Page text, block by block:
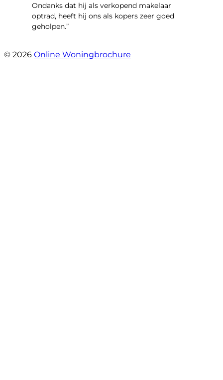
Ondanks dat hij als verkopend makelaar
optrad, heeft hij ons als kopers zeer goed
geholpen.”
© 2026 Online Woningbrochure